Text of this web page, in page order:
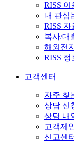
RISS
내 관심
RISS
복사/대
해외전
RISS
고객센터
자주 찾
상담 신
상담 내
고객제
신고센